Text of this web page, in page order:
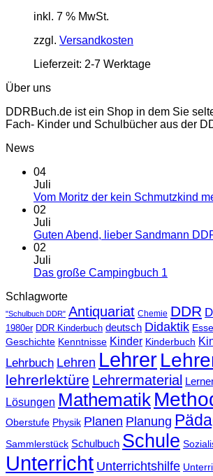
inkl. 7 % MwSt.
zzgl. Versandkosten
Lieferzeit: 2-7 Werktage
Über uns
DDRBuch.de ist ein Shop in dem Sie
Fach- Kinder und Schulbücher aus der
News
04
Juli
Vom Moritz der kein Schmutzkind
02
Juli
Guten Abend, lieber Sandmann
02
Juli
Das große Campingbuch 1
Schlagworte
"Schulbuch DDR" Antiquariat Chemie DDR
1980er DDR Kinderbuch deutsch Didaktik
Geschichte Kenntnisse Kinder Kinderbuch
Lehrbuch Lehren Lehrer
lehrerlektüre Lehrermaterial
Lösungen Mathematik
Oberstufe Physik Planen Planung
Sammlerstück Schulbuch Schule
Unterricht Unterrichtshilfe